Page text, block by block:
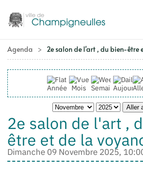
Accéder au contenu principal
Agenda 2e salon de l'art , du bien-être
Année Mois Semaine
Aller
2e salon de l'art ,
être et de la
Dimanche 09 Novembre 2025,